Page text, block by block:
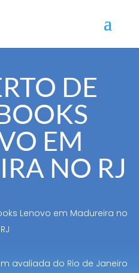
DE
EM
NO RJ
Lenovo em Madureira no
RJ
avaliada do Rio de Janeiro